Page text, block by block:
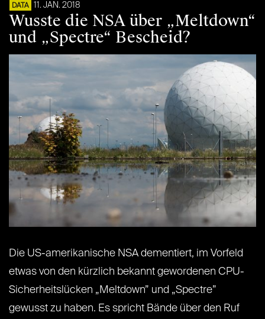
DATA 11. JAN. 2018
Wusste die NSA über „Meltdown“
und „Spectre“ Bescheid?
Die US-amerikanische NSA dementiert, im Vorfeld
etwas von den kürzlich bekannt gewordenen CPU-
Sicherheitslücken „Meltdown” und „Spectre”
gewusst zu haben. Es spricht Bände über den Ruf